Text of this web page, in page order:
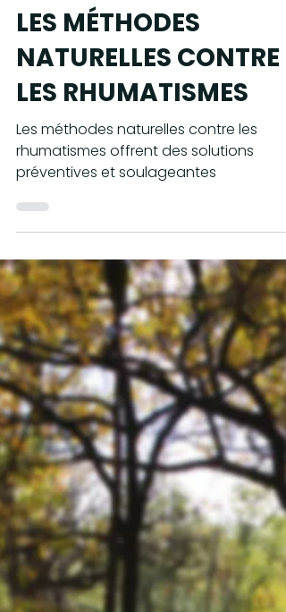
8 janv. 2024 2 min de lecture
SENIORS
LES MÉTHODES
NATURELLES CONTRE
LES RHUMATISMES
Les méthodes naturelles contre les
préventives et soulageantes